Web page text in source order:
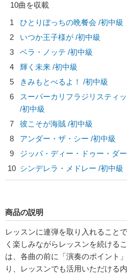
10曲を収載
1
ひとりぼっちの晩餐会 /初中級
2
いつか王子様が /初中級
3
ベラ・ノッテ /初中級
4
輝く未来 /初中級
5
きみもとべるよ！ /初中級
6
スーパーカリフラジリスティ
/初中級
7
彼こそが海賊 /初中級
8
アンダー・ザ・シー /初中級
9
ジッパ・ディー・ドゥー・ダ
10 シンデレラ・メドレー /初中級
商品の説明
レッスンに連弾を取り入れること
く楽しみながらレッスンを続ける
は、各曲の前に「演奏のポイント
り、レッスンでも活用いただける